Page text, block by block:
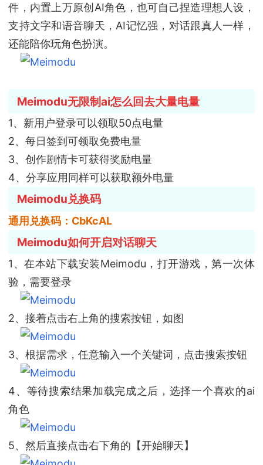
件，内置上万原创AI角色，也可自己捏造理想人设，
支持文字和语音聊天，AI记忆强，对话跟真人一样，
还能陪你玩角色扮演。
Meimodu无限制ai怎么回去大量电量
1、新用户登录可以领取50点电量
2、每日签到可领取免费电量
3、创作剧情卡可获得奖励电量
4、分享应用同样可以获取额外电量
Meimodu兑换码
通用兑换码：CbKcAL
Meimodu如何开启对话聊天
1、在本站下载安装Meimodu，打开游戏，第一次体
验，需要登录
2、接着点击右上角的搜索按钮，如图
3、根据需求，任意输入一个关键词，点击搜索按钮
4、等待搜索结果加载完成之后，选择一个喜欢的ai
角色
5、然后直接点击右下角的【开始聊天】